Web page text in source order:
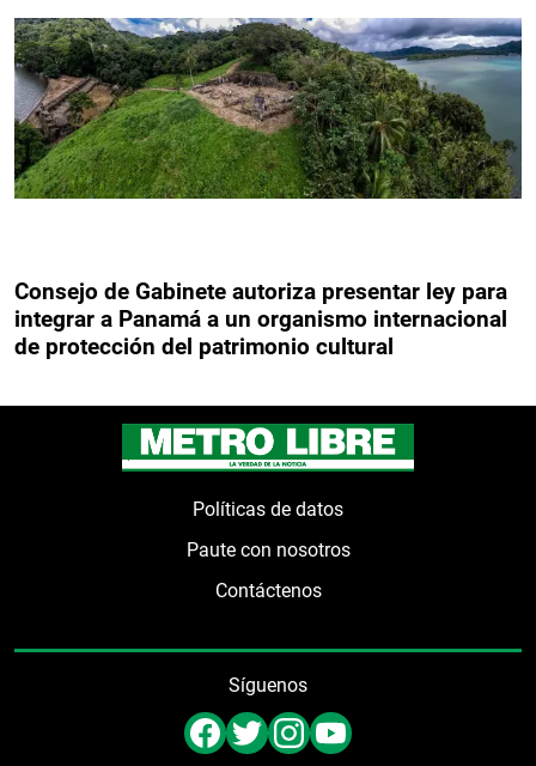
Consejo de Gabinete autoriza presentar ley para
integrar a Panamá a un organismo internacional
de protección del patrimonio cultural
Políticas de datos
Paute con nosotros
Contáctenos
Síguenos